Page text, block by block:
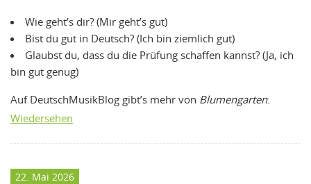
Wie geht’s dir? (Mir geht’s gut)
Bist du gut in Deutsch? (Ich bin ziemlich gut)
Glaubst du, dass du die Prüfung schaffen kannst? (Ja, ich
bin gut genug)
Auf DeutschMusikBlog gibt’s mehr von Blumengarten:
Wiedersehen
22. Mai 2026